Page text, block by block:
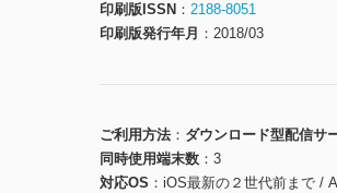
印刷版ISSN
2188-8051
印刷版発行年月
2018/03
ご利用方法
ダウンロード型配信サ
同時使用端末数
3
対応OS
iOS最新の２世代前まで /